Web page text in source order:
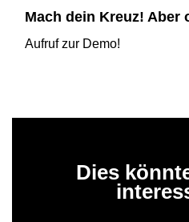
Mach dein Kreuz! Aber
Aufruf zur Demo!
Dies